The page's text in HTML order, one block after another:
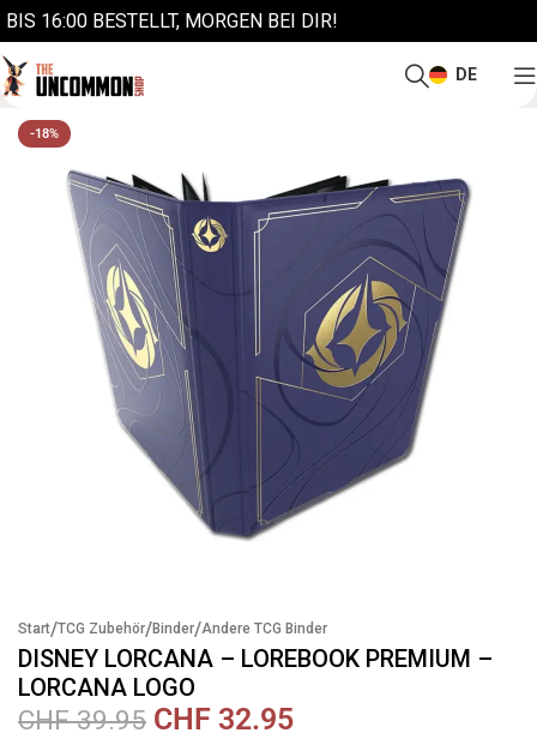
BIS 16:00 BESTELLT, MORGEN BEI DIR!
DE
-18%
Start/TCG Zubehör/Binder/Andere TCG Binder
DISNEY LORCANA – LOREBOOK PREMIUM –
LORCANA LOGO
CHF39.95 CHF 32.95